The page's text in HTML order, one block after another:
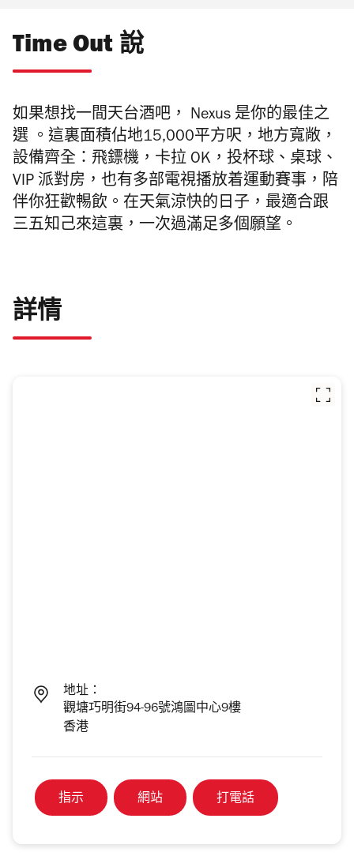
Time Out 說
如果想找一間天台酒吧， Nexus 是你的最佳之
選 。這裏面積佔地15,000平方呎，地方寬敞，
設備齊全：飛鏢機，卡拉 OK，投杯球、桌球、
VIP 派對房，也有多部電視播放着運動賽事，陪
伴你狂歡𣈱飲。在天氣涼快的日子，最適合跟
三五知己來這裏，一次過滿足多個願望。
詳情
地址：
觀塘巧明街94-96號鴻圖中心9樓
香港
指示 網站 打電話